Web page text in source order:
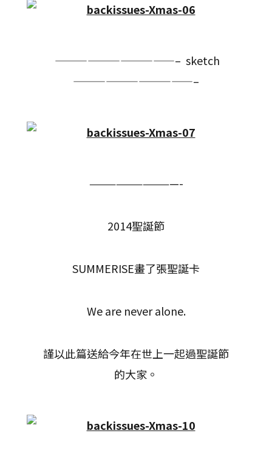
———————————– sketch
———————————–
——————————-
2014聖誕節
SUMMERISE畫了張聖誕卡
We are never alone.
謹以此篇送給今年在世上一起過聖誕節
的大家。